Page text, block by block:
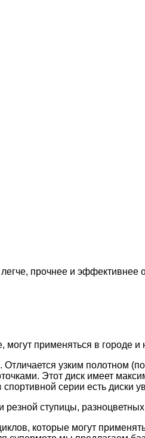
прочнее и эффективнее
применяться в городе и
узким полотном
Этот диск имеет
серии есть диски
ступицы, разноцветных
которые могут